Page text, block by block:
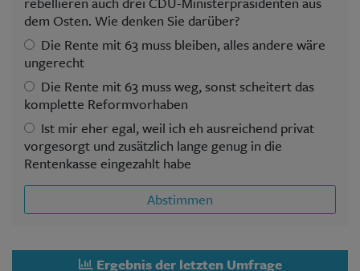
dem Osten. Wie denken Sie darüber?
Die Rente mit 63 muss bleiben, alles andere wäre
ungerecht
Die Rente mit 63 muss weg, sonst scheitert das
komplette Reformvorhaben
Ist mir eher egal, weil ich eh ausreichend privat
vorgesorgt und zusätzlich lange genug in die
Rentenkasse eingezahlt habe
Abstimmen
Ergebnis der letzten Umfrage